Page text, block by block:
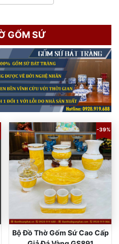
GỐM SỨ
-39%
Bộ Đồ Thờ Gốm Sứ Cao Cấp